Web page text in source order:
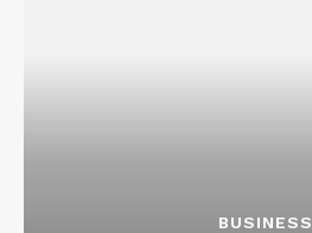
BUSINESS